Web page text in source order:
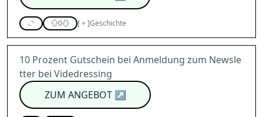
0 [+]Geschichte
10 Prozent Gutschein bei Anmeldung zum Newsle
tter bei Videdressing
ZUM ANGEBOT↗